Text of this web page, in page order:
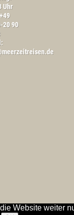
Uhr
20 90
Website weiter